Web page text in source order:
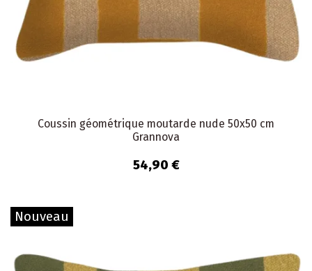
Coussin géométrique moutarde nude 50x50 cm
Grannova
54,90 €
Nouveau